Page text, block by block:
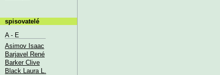
spisovatelé
A - E
Asimov Isaac
Barjavel René
Barker Clive
Black Laura L.